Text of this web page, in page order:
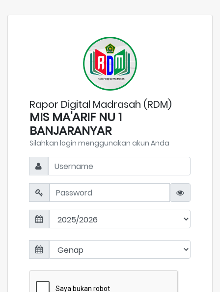
Rapor Digital Madrasah (RDM)
MIS MA'ARIF NU 1
BANJARANYAR
Silahkan login menggunakan akun Anda